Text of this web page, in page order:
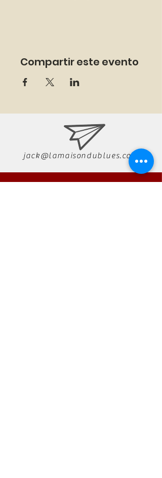
Compartir este evento
jack@lamaisondublues.com